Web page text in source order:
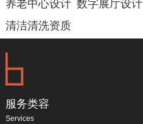
养老中心设计 数字展厅设计
清洁清洗资质
服务类容
Services